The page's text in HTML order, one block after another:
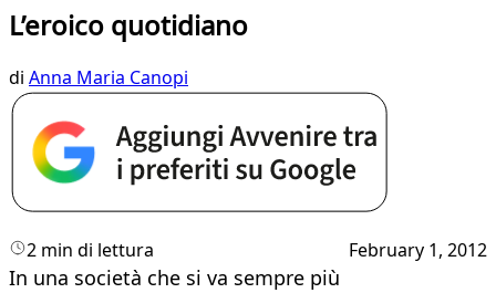
L’eroico quotidiano
di Anna Maria Canopi
2 min di lettura February 1, 2012
​In una società che si va sempre più